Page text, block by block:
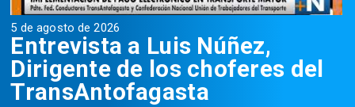
5 de agosto de 2026
Entrevista a Luis Núñez,
Dirigente de los choferes del
TransAntofagasta